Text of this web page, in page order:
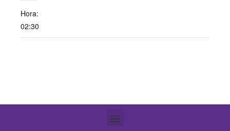
Hora:
02:30